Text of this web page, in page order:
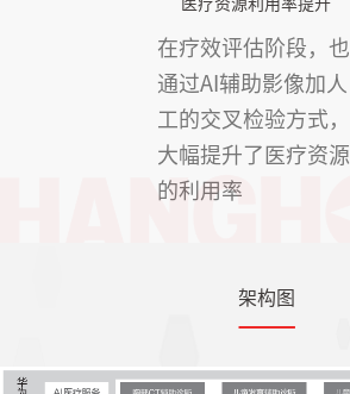
在疗效评估阶段，也
通过AI辅助影像加人
工的交叉检验方式，
大幅提升了医疗资源
的利用率
架构图